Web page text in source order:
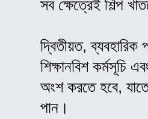
সব ক্ষেত্রেই শিল্প
দ্বিতীয়ত, ব্যবহারিক
শিক্ষানবিশ কর্মসূচি
অংশ করতে হবে, যাতে
পান।